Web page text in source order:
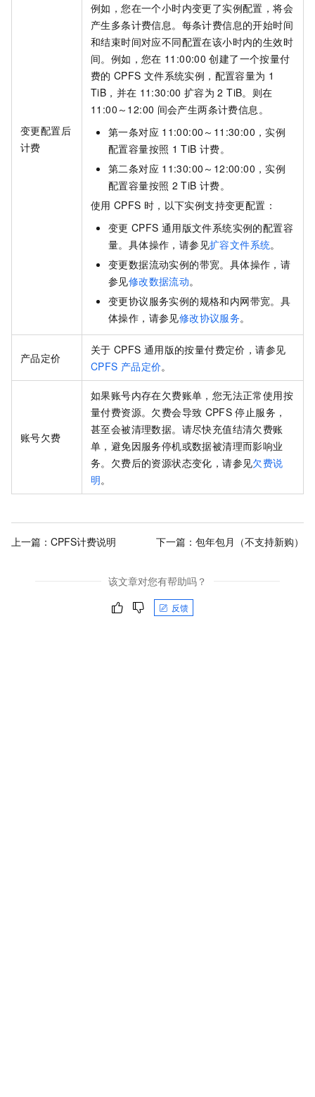
变更配置后
计费
例如，您在一个小时内变更了实例配置，将会
产生多条计费信息。每条计费信息的开始时间
和结束时间对应不同配置在该小时内的生效时
间。例如，您在 11:00:00 创建了一个按量付
费的 CPFS 文件系统实例，配置容量为 1
TiB，并在 11:30:00 扩容为 2 TiB。则在
11:00～12:00 间会产生两条计费信息。
第一条对应 11:00:00～11:30:00，实例
配置容量按照 1 TiB 计费。
第二条对应 11:30:00～12:00:00，实例
配置容量按照 2 TiB 计费。
使用 CPFS 时，以下实例支持变更配置：
变更 CPFS 通用版文件系统实例的配置容
量。具体操作，请参见扩容文件系统。
变更数据流动实例的带宽。具体操作，请
参见修改数据流动。
变更协议服务实例的规格和内网带宽。具
体操作，请参见修改协议服务。
产品定价
关于 CPFS 通用版的按量付费定价，请参见
CPFS 产品定价。
账号欠费
如果账号内存在欠费账单，您无法正常使用按
量付费资源。欠费会导致 CPFS 停止服务，
甚至会被清理数据。请尽快充值结清欠费账
单，避免因服务停机或数据被清理而影响业
务。欠费后的资源状态变化，请参见欠费说
明。
上一篇： CPFS计费说明 下一篇： 包年包月（不支持新购）
该文章对您有帮助吗？
反馈